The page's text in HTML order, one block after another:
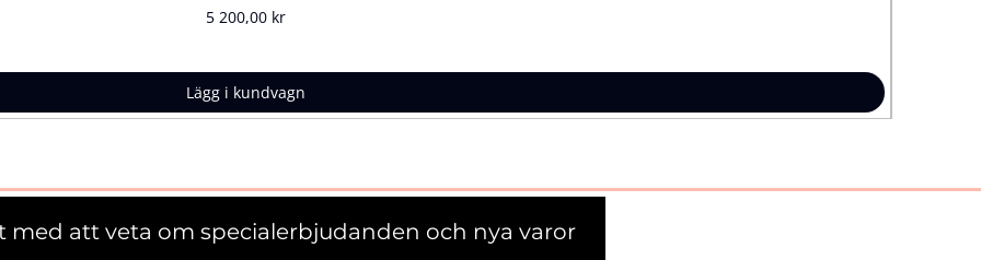
Pris
5 200,00 kr
Lägg i kundvagn
med att veta om specialerbjudanden och nya varor